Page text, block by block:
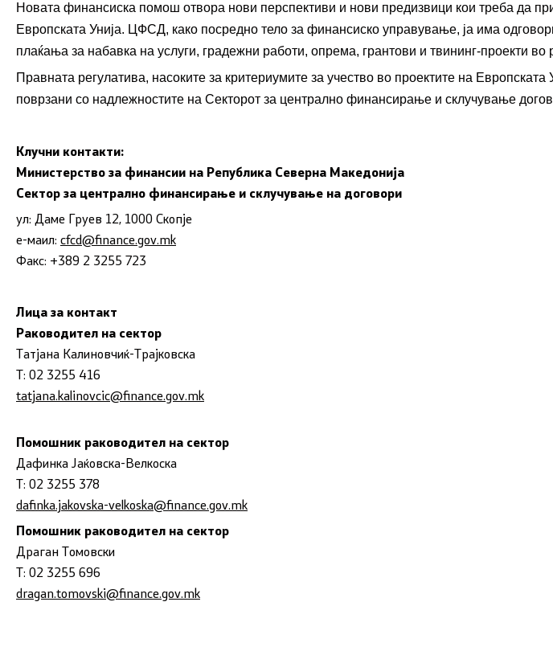
Позајмување од странство
Гаранции за позајмување од
странство
Управа за имотно правни работи -
закони
Финансиска инспекција во
јавниот сектор
Субвенциониран станбен кредит
Управување со јавни инвестиции
Слободен пристап до информации
од јавен карактер
Листа на вработени
Новата финансиска помош отвора нови перспективи и нови предизвици кои треба да
Европската Унија. ЦФСД, како посредно тело за финансиско управување, ја има
плаќања за набавка на услуги, градежни работи, опрема, грантови и твининг-проекти
Правната регулатива, насоките за критериумите за учество во проектите на
поврзани со надлежностите на Секторот за централно финансирање и склучување
Клучни контакти:
Министерство за финансии на Република Северна Македонија
Сектор за централно финансирање и склучување на договори
ул: Даме Груев 12, 1000 Скопје
е-маил: cfcd@finance.gov.mk
Факс: +389 2 3255 723
Лица за контакт
Раководител на сектор
Татјана Калиновчиќ-Трајковска
Т: 02 3255 416
tatjana.kalinovcic@finance.gov.mk
Помошник раководител на сектор
Дафинка Јаќовска-Велкоска
Т: 02 3255 378
dafinka.jakovska-velkoska@finance.gov.mk
Помошник раководител на сектор
Драган Томовски
Т: 02 3255 696
dragan.tomovski@finance.gov.mk